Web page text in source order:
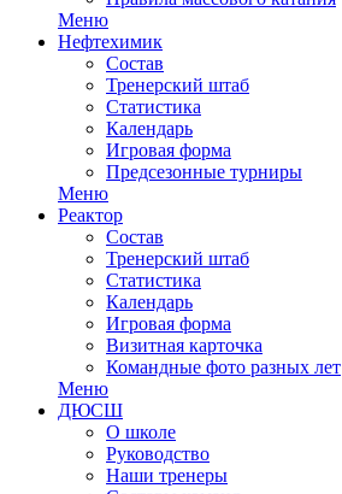
Меню
Нефтехимик
Состав
Тренерский штаб
Статистика
Календарь
Игровая форма
Предсезонные турниры
Меню
Реактор
Состав
Тренерский штаб
Статистика
Календарь
Игровая форма
Визитная карточка
Командные фото разных лет
Меню
ДЮСШ
О школе
Руководство
Наши тренеры